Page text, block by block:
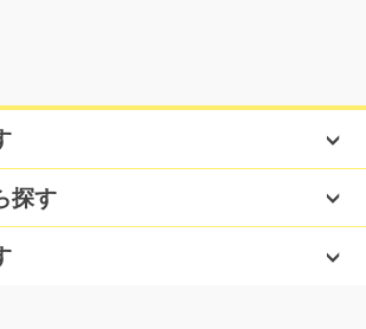
やシール貼り作業/y03_00772
シール貼りです！作業はとてもシンプ
え…
探す